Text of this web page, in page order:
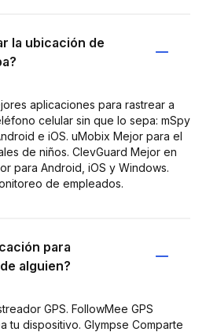
la ubicación de
aplicaciones para rastrear a
celular sin que lo sepa: mSpy
e iOS. uMobix Mejor para el
de niños. ClevGuard Mejor en
para Android, iOS y Windows.
de empleados.
para
alguien?
GPS. FollowMee GPS
tu dispositivo. Glympse Comparte